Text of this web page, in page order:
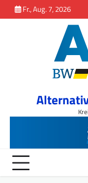
springen
to
Fr., Aug. 7, 2026